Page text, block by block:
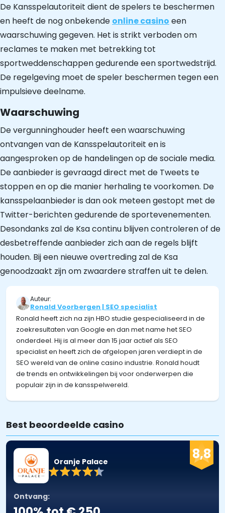
De Kansspelautoriteit dient de spelers te beschermen
en heeft de nog onbekende online casino een
waarschuwing gegeven. Het is strikt verboden om
reclames te maken met betrekking tot
sportweddenschappen gedurende een sportwedstrijd.
De regelgeving moet de speler beschermen tegen een
impulsieve deelname.
Waarschuwing
De vergunninghouder heeft een waarschuwing
ontvangen van de Kansspelautoriteit en is
aangesproken op de handelingen op de sociale media.
De aanbieder is gevraagd direct met de Tweets te
stoppen en op die manier herhaling te voorkomen. De
kansspelaanbieder is dan ook meteen gestopt met de
Twitter-berichten gedurende de sportevenementen.
Desondanks zal de Ksa continu blijven controleren of de
desbetreffende aanbieder zich aan de regels blijft
houden. Bij een nieuwe overtreding zal de Ksa
genoodzaakt zijn om zwaardere straffen uit te delen.
Auteur:
Ronald Voorbergen | SEO specialist
Ronald heeft zich na zijn HBO studie gespecialiseerd in de
zoekresultaten van Google en dan met name het SEO
onderdeel. Hij is al meer dan 15 jaar actief als SEO
specialist en heeft zich de afgelopen jaren verdiept in de
SEO wereld van de online casino industrie. Ronald houdt
de trends en ontwikkelingen bij voor onderwerpen die
populair zijn in de kansspelwereld.
Best beoordeelde casino
8,8
Oranje Palace
Ontvang: